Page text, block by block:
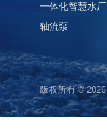
一体化智慧水厂
轴流泵
版权所有 ©